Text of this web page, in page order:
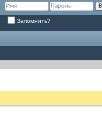
Запомнить?